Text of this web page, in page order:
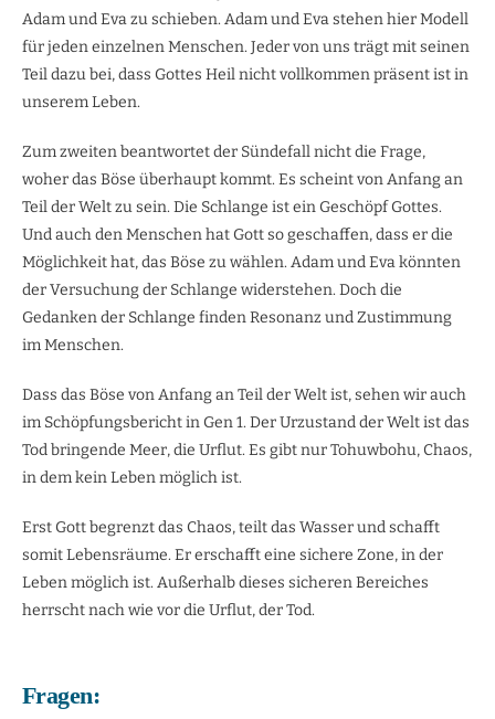
Adam und Eva zu schieben. Adam und Eva stehen hier Modell
für jeden einzelnen Menschen. Jeder von uns trägt mit seinen
Teil dazu bei, dass Gottes Heil nicht vollkommen präsent ist in
unserem Leben.
Zum zweiten beantwortet der Sündefall nicht die Frage,
woher das Böse überhaupt kommt. Es scheint von Anfang an
Teil der Welt zu sein. Die Schlange ist ein Geschöpf Gottes.
Und auch den Menschen hat Gott so geschaffen, dass er die
Möglichkeit hat, das Böse zu wählen. Adam und Eva könnten
der Versuchung der Schlange widerstehen. Doch die
Gedanken der Schlange finden Resonanz und Zustimmung
im Menschen.
Dass das Böse von Anfang an Teil der Welt ist, sehen wir auch
im Schöpfungsbericht in Gen 1. Der Urzustand der Welt ist das
Tod bringende Meer, die Urflut. Es gibt nur Tohuwbohu, Chaos,
in dem kein Leben möglich ist.
Erst Gott begrenzt das Chaos, teilt das Wasser und schafft
somit Lebensräume. Er erschafft eine sichere Zone, in der
Leben möglich ist. Außerhalb dieses sicheren Bereiches
herrscht nach wie vor die Urflut, der Tod.
Fragen: